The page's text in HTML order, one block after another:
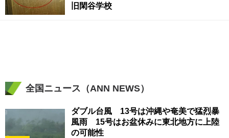
旧閑谷学校
全国ニュース（ANN NEWS）
ダブル台風 13号は沖縄や奄美で猛烈暴
風雨 15号はお盆休みに東北地方に上陸
の可能性